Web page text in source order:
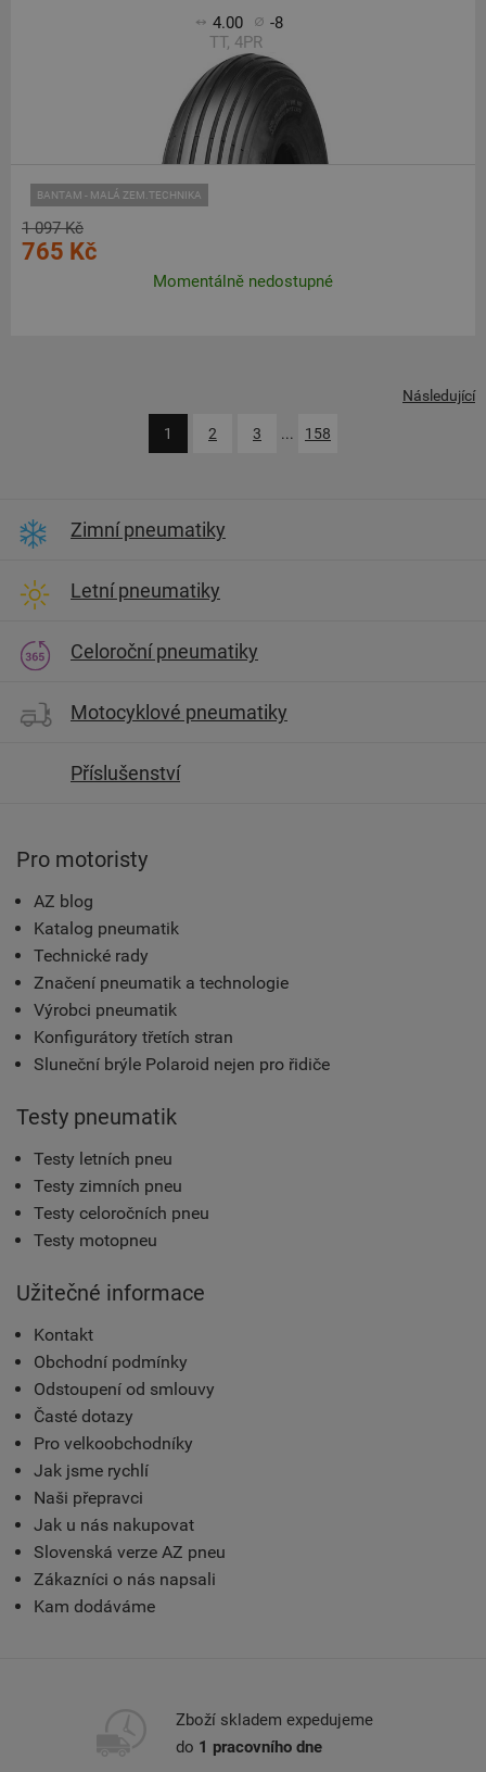
4.00
-8
TT, 4PR
BANTAM - MALÁ ZEM.TECHNIKA
1 097 Kč
765 Kč
Momentálně nedostupné
1 2 3 ... 158
Následující
Zimní pneumatiky
Letní pneumatiky
Celoroční pneumatiky
Motocyklové pneumatiky
Příslušenství
Pro motoristy
AZ blog
Katalog pneumatik
Technické rady
Značení pneumatik a technologie
Výrobci pneumatik
Konfigurátory třetích stran
Sluneční brýle Polaroid nejen pro řidiče
Testy pneumatik
Testy letních pneu
Testy zimních pneu
Testy celoročních pneu
Testy motopneu
Užitečné informace
Kontakt
Obchodní podmínky
Odstoupení od smlouvy
Časté dotazy
Pro velkoobchodníky
Jak jsme rychlí
Naši přepravci
Jak u nás nakupovat
Slovenská verze AZ pneu
Zákazníci o nás napsali
Kam dodáváme
Zboží skladem expedujeme
do 1 pracovního dne